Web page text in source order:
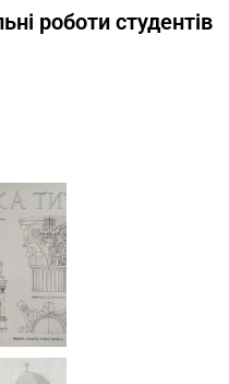
роботи студентів